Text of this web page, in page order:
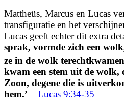
Mattheüs, Marcus en Lucas
transfiguratie en het
Lucas geeft echter dit extra
sprak, vormde zich een
ze in de wolk
kwam een stem uit de wolk,
Zoon, degene die is
hem.’– Lucas 9:34-35